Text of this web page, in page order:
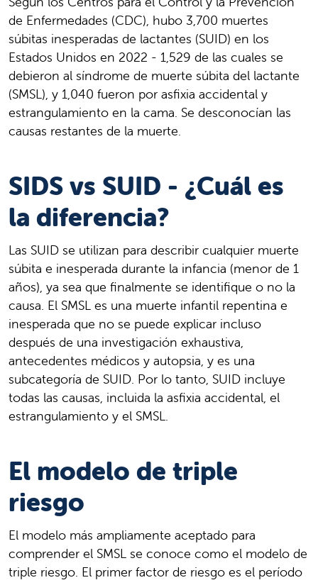
de Enfermedades (CDC), hubo 3,700 muertes
súbitas inesperadas de lactantes (SUID) en los
Estados Unidos en 2022 - 1,529 de las cuales se
debieron al síndrome de muerte súbita del lactante
(SMSL), y 1,040 fueron por asfixia accidental y
estrangulamiento en la cama. Se desconocían las
causas restantes de la muerte.
SIDS vs SUID - ¿Cuál es
la diferencia?
Las SUID se utilizan para describir cualquier muerte
súbita e inesperada durante la infancia (menor de 1
años), ya sea que finalmente se identifique o no la
causa. El SMSL es una muerte infantil repentina e
inesperada que no se puede explicar incluso
después de una investigación exhaustiva,
antecedentes médicos y autopsia, y es una
subcategoría de SUID. Por lo tanto, SUID incluye
todas las causas, incluida la asfixia accidental, el
estrangulamiento y el SMSL.
El modelo de triple
riesgo
El modelo más ampliamente aceptado para
comprender el SMSL se conoce como el modelo de
triple riesgo. El primer factor de riesgo es el período